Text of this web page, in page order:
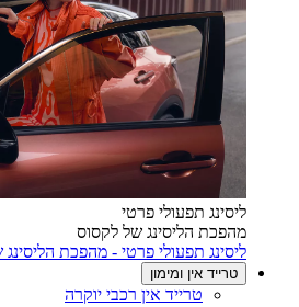
ליסינג תפעולי פרטי
מהפכת הליסינג של לקסוס
ליסינג תפעולי פרטי - מהפכת
טרייד אין ומימון
טרייד אין רכבי יוקרה